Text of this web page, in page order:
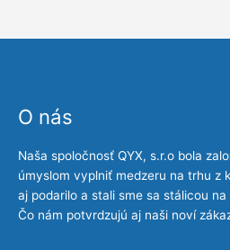
O nás
Naša spoločnosť QYX, s.r.o bola
úmyslom vyplniť medzeru na trhu z
aj podarilo a stali sme sa stálicou
Čo nám potvrdzujú aj naši noví